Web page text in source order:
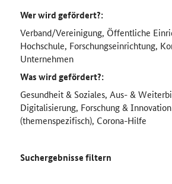
Wer wird gefördert?:
Verband/Vereinigung, Öffentliche
Hochschule, Forschungseinrichtung,
Unternehmen
Was wird gefördert?:
Gesundheit & Soziales, Aus- &
Digitalisierung, Forschung & Innovation
(themenspezifisch), Corona-Hilfe
Suchergebnisse filtern